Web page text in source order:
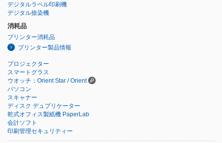
デジタルラベル印刷機
デジタル捺染機
消耗品
プリンター消耗品
プリンター製品情報
プロジェクター
スマートグラス
ウオッチ：Orient Star / Orient
パソコン
スキャナー
ディスク デュプリケーター
乾式オフィス製紙機 PaperLab
会計ソフト
印刷管理セキュリティー